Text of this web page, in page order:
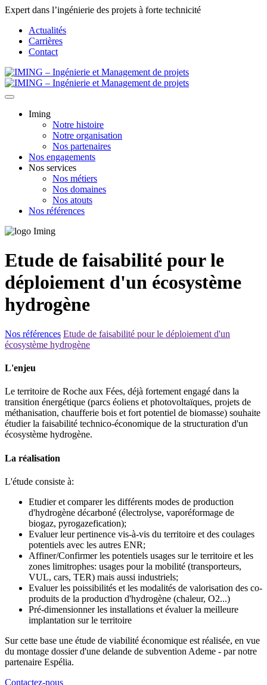
Expert dans l’ingénierie des projets à forte technicité
Actualités
Carrières
Contact
Iming
Notre histoire
Notre organisation
Nos partenaires
Nos engagements
Nos services
Nos métiers
Nos domaines
Nos atouts
Nos références
Etude de faisabilité pour le
déploiement d'un écosystème
hydrogène
Nos références Etude de faisabilité pour le déploiement d'un
écosystème hydrogène
L'enjeu
Le territoire de Roche aux Fées, déjà fortement engagé dans la
transition énergétique (parcs éoliens et photovoltaïques, projets de
méthanisation, chaufferie bois et fort potentiel de biomasse) souhaite
étudier la faisabilité technico-économique de la structuration d'un
écosystème hydrogène.
La réalisation
L'étude consiste à:
Etudier et comparer les différents modes de production
d'hydrogène décarboné (électrolyse, vaporéformage de
biogaz, pyrogazefication);
Evaluer leur pertinence vis-à-vis du territoire et des coulages
potentiels avec les autres ENR;
Affiner/Confirmer les potentiels usages sur le territoire et les
zones limitrophes: usages pour la mobilité (transporteurs,
VUL, cars, TER) mais aussi industriels;
Evaluer les poissibilités et les modalités de valorisation des co-
produits de la production d'hydrogène (chaleur, O2...)
Pré-dimensionner les installations et évaluer la meilleure
implantation sur le territoire
Sur cette base une étude de viabilité économique est réalisée, en vue
du montage dossier d'une delande de subvention Ademe - par notre
partenaire Espélia.
Contactez-nous